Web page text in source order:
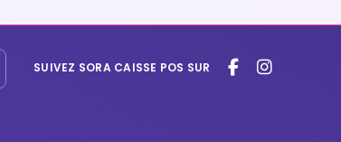
SUIVEZ SORA CAISSE POS SUR